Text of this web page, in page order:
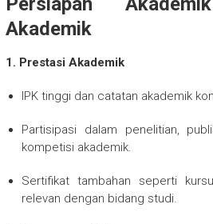
Akademik
1. Prestasi Akademik
IPK tinggi dan catatan akademik
Partisipasi dalam penelitian,
kompetisi akademik.
Sertifikat tambahan seperti
relevan dengan bidang studi.